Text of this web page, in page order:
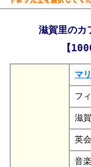
滋賀里のカ
【
マ
フ
滋
英
音